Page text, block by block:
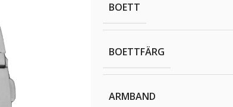
BOETT
BOETTFÄRG
ARMBAND